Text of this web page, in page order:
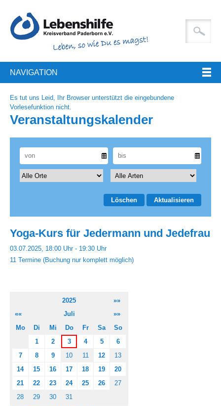
NAVIGATION
Es tut uns Leid, Ihr Browser unterstützt die eingebundene
Vorlesefunktion nicht.
Veranstaltungskalender
Löschen Aktualisieren
Yoga-Kurs für Jedermann und Jedefrau
03.07.2025, 18:00 Uhr - 19:30 Uhr
11 Termine (Buchung nur komplett möglich)
2025
»»
««
Juli
»»
Mo
Di Mi Do Fr Sa
So
1
2 3 4 5
6
7
8 9 10 11 12
13
14
15 16 17 18 19
20
21
22 23 24 25 26
27
28
29 30
31